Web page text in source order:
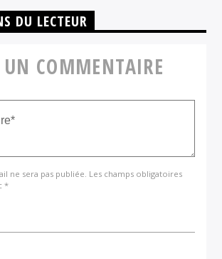
DU LECTEUR
UN COMMENTAIRE
ne sera pas publiée. Les champs obligatoires
*